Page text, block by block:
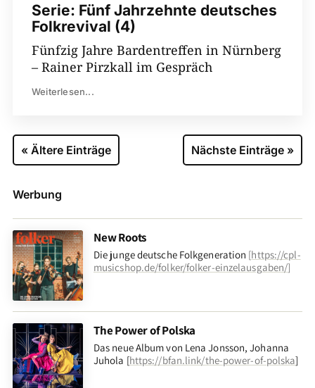
Serie: Fünf Jahrzehnte deutsches
Folkrevival (4)
Fünfzig Jahre Bardentreffen in Nürnberg
– Rainer Pirzkall im Gespräch
Weiterlesen...
« Ältere Einträge Nächste Einträge »
Werbung
New Roots
Die junge deutsche Folkgeneration [https://cpl-
musicshop.de/folker/folker-einzelausgaben/]
The Power of Polska
Das neue Album von Lena Jonsson, Johanna
Juhola [https://bfan.link/the-power-of-polska]